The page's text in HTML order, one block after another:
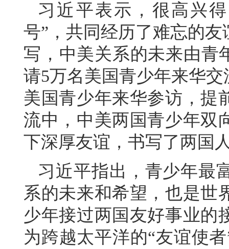
习近平表示，很高兴
号”，共同经历了难忘的
写，中美关系的未来由青
请5万名美国青少年来华
美国青少年来华参访，提
流中，中美两国青少年双
下深厚友谊，书写了两国
习近平指出，青少年最
系的未来和希望，也是世
少年接过两国友好事业的
为跨越太平洋的“友谊使